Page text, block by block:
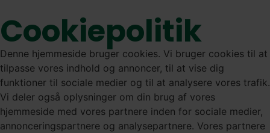
Cookiepolitik
Denne hjemmeside bruger cookies. Vi bruger cookies til at
tilpasse vores indhold og annoncer, til at vise dig
funktioner til sociale medier og til at analysere vores trafik.
Vi deler også oplysninger om din brug af vores
hjemmeside med vores partnere inden for sociale medier,
annonceringspartnere og analysepartnere. Vores partnere